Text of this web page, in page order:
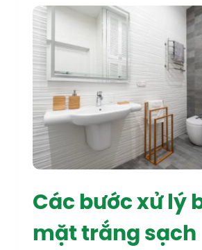
Các bước xử lý
mặt trắng sạch